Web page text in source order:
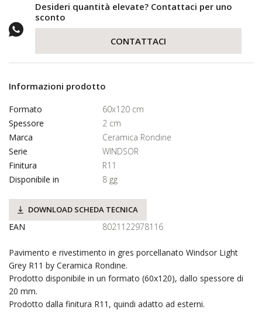
Desideri quantità elevate? Contattaci per uno
sconto
CONTATTACI
Informazioni prodotto
Formato
60x120 cm
Spessore
2 cm
Marca
Ceramica Rondine
Serie
WINDSOR
Finitura
R11
Disponibile in
8 gg
DOWNLOAD SCHEDA TECNICA
EAN 8021122978116
Pavimento e rivestimento in gres porcellanato Windsor Light
Grey R11 by Ceramica Rondine.
Prodotto disponibile in un formato (60x120), dallo spessore di
20 mm.
Prodotto dalla finitura R11, quindi adatto ad esterni.